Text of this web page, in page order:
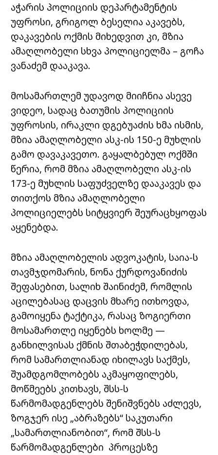
აჭარის პოლიციის დეპარტამენტის
უფროსი, გრიგოლ ბესელია აკავებს,
დაკავების ოქმის მიხედვით კი, მზია
ამაღლობელი სხვა პოლიციელმა – გოჩა
ვანაძემ დააკავა.
მოსამართლემ უდავოდ მიიჩნია ასევე
ვიდეო, სადაც ბათუმის პოლიციის
უფროსის, ირაკლი დგებუაძის ხმა ისმის,
მზია ამაღლობელი ასკ-ის 150-ე მუხლის
გამო დავაკავეთო. გაყალბებულ ოქმში
წერია, რომ მზია ამაღლობელი ასკ-ის
173-ე მუხლის საფუძველზე დააკავეს და
თითქოს მზია ამაღლობელი
პოლიციელებს სიტყვიერ შეურაცხყოფას
აყენებდა.
მზია ამაღლობელის ადვოკატის, საია-ს
თავმჯდომარის, ნონა ქურდოვანიძის
შეფასებით, სალიხ შაინიძემ, რომლის
აცილებასაც დაცვის მხარე ითხოვდა,
გამოიყენა ტაქტიკა, რასაც ზოგიერთი
მოსამართლე იყენებს ხოლმე —
განხილვისას ქმნის შთაბეჭდილებას,
რომ სამართლიანად იხილავს საქმეს,
შუამდგომლობებს აკმაყოფილებს,
მოწმეებს კითხავს, შსს-ს
წარმომადგენლებს შენიშვნებს აძლევს,
ზოგჯერ ისე „აბრაზებს“ საკუთარი
„სამართლიანობით“, რომ შსს-ს
წარმომადგენლები პროცესზე